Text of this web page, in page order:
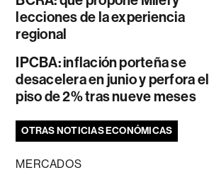
lecciones de la experiencia
regional
IPCBA: inflación porteña se
desacelera en junio y perfora el
piso de 2% tras nueve meses
OTRAS NOTICIAS ECONÓMICAS
MERCADOS